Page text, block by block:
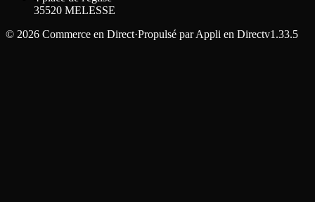
35520 MELESSE
© 2026 Commerce en Direct·Propulsé par Appli en Directv1.33.5